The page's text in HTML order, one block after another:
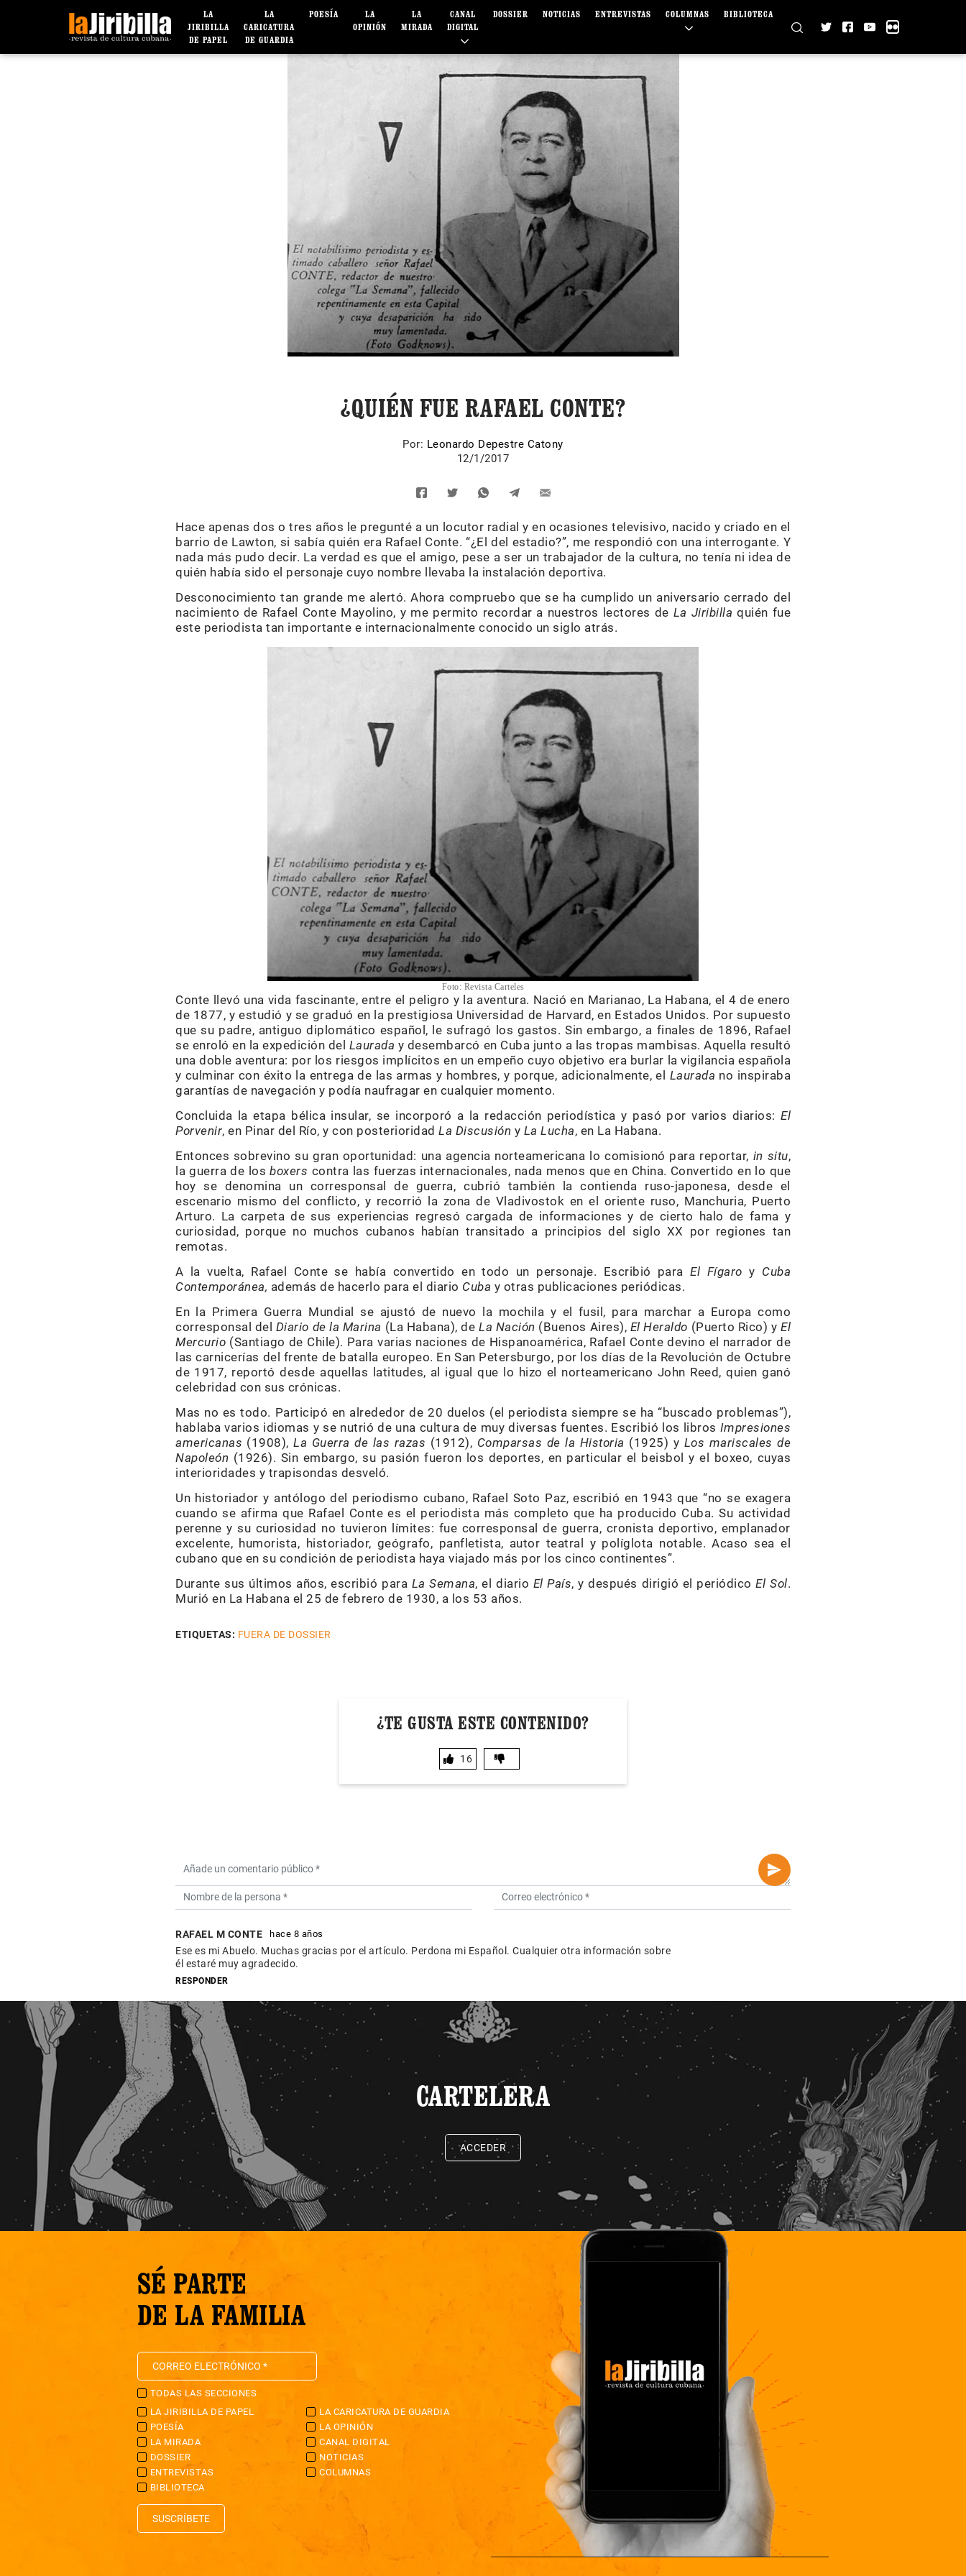
LA
JIRIBILLA
DE PAPEL
LA
CARICATURA
DE GUARDIA
POESÍA
LA
OPINIÓN
LA
MIRADA
CANAL
DIGITAL
DOSSIER NOTICIAS ENTREVISTAS COLUMNAS BIBLIOTECA
¿QUIÉN FUE RAFAEL CONTE?
Por: Leonardo Depestre Catony
12/1/2017
Hace apenas dos o tres años le pregunté a un locutor radial y en ocasiones televisivo, nacido y criado en el
barrio de Lawton, si sabía quién era Rafael Conte. “¿El del estadio?”, me respondió con una interrogante. Y
nada más pudo decir. La verdad es que el amigo, pese a ser un trabajador de la cultura, no tenía ni idea de
quién había sido el personaje cuyo nombre llevaba la instalación deportiva.
Desconocimiento tan grande me alertó. Ahora compruebo que se ha cumplido un aniversario cerrado del
nacimiento de Rafael Conte Mayolino, y me permito recordar a nuestros lectores de La Jiribilla quién fue
este periodista tan importante e internacionalmente conocido un siglo atrás.
Foto: Revista Carteles
Conte llevó una vida fascinante, entre el peligro y la aventura. Nació en Marianao, La Habana, el 4 de enero
de 1877, y estudió y se graduó en la prestigiosa Universidad de Harvard, en Estados Unidos. Por supuesto
que su padre, antiguo diplomático español, le sufragó los gastos. Sin embargo, a finales de 1896, Rafael
se enroló en la expedición del Laurada y desembarcó en Cuba junto a las tropas mambisas. Aquella resultó
una doble aventura: por los riesgos implícitos en un empeño cuyo objetivo era burlar la vigilancia española
y culminar con éxito la entrega de las armas y hombres, y porque, adicionalmente, el Laurada no inspiraba
garantías de navegación y podía naufragar en cualquier momento.
Concluida la etapa bélica insular, se incorporó a la redacción periodística y pasó por varios diarios: El
Porvenir, en Pinar del Río, y con posterioridad La Discusión y La Lucha, en La Habana.
Entonces sobrevino su gran oportunidad: una agencia norteamericana lo comisionó para reportar, in situ,
la guerra de losboxers contra las fuerzas internacionales, nada menos que en China. Convertido en lo que
hoy se denomina un corresponsal de guerra, cubrió también la contienda ruso-japonesa, desde el
escenario mismo del conflicto, y recorrió la zona de Vladivostok en el oriente ruso, Manchuria, Puerto
Arturo. La carpeta de sus experiencias regresó cargada de informaciones y de cierto halo de fama y
curiosidad, porque no muchos cubanos habían transitado a principios del siglo XX por regiones tan
remotas.
A la vuelta, Rafael Conte se había convertido en todo un personaje. Escribió paraEl Fígaro y Cuba
Contemporánea, además de hacerlo para el diario Cuba y otras publicaciones periódicas.
En la Primera Guerra Mundial se ajustó de nuevo la mochila y el fusil, para marchar a Europa como
corresponsal del Diario de la Marina (La Habana), deLa Nación (Buenos Aires), El Heraldo (Puerto Rico) yEl
Mercurio (Santiago de Chile). Para varias naciones de Hispanoamérica, Rafael Conte devino el narrador de
las carnicerías del frente de batalla europeo. En San Petersburgo, por los días de la Revolución de Octubre
de 1917, reportó desde aquellas latitudes, al igual que lo hizo el norteamericano John Reed, quien ganó
celebridad con sus crónicas.
Mas no es todo. Participó en alrededor de 20 duelos (el periodista siempre se ha “buscado problemas”),
hablaba varios idiomas y se nutrió de una cultura de muy diversas fuentes. Escribió los libros Impresiones
americanas (1908),La Guerra de las razas (1912), Comparsas de la Historia (1925) y Los mariscales de
Napoleón (1926). Sin embargo, su pasión fueron los deportes, en particular el beisbol y el boxeo, cuyas
interioridades y trapisondas desveló.
Un historiador y antólogo del periodismo cubano, Rafael Soto Paz, escribió en 1943 que “no se exagera
cuando se afirma que Rafael Conte es el periodista más completo que ha producido Cuba. Su actividad
perenne y su curiosidad no tuvieron límites: fue corresponsal de guerra, cronista deportivo, emplanador
excelente, humorista, historiador, geógrafo, panfletista, autor teatral y políglota notable. Acaso sea el
cubano que en su condición de periodista haya viajado más por los cinco continentes”.
Durante sus últimos años, escribió para La Semana, el diario El País, y después dirigió el periódicoEl Sol.
Murió en La Habana el 25 de febrero de 1930, a los 53 años.
ETIQUETAS: FUERA DE DOSSIER
¿TE GUSTA ESTE CONTENIDO?
16
RAFAEL M CONTE hace 8 años
Ese es mi Abuelo. Muchas gracias por el artículo. Perdona mi Español. Cualquier otra información sobre
él estaré muy agradecido.
RESPONDER
CARTELERA
ACCEDER
SÉ PARTE
DE LA FAMILIA
TODAS LAS SECCIONES
LA JIRIBILLA DE PAPEL
LA CARICATURA DE GUARDIA
POESÍA
LA OPINIÓN
LA MIRADA
CANAL DIGITAL
DOSSIER
NOTICIAS
ENTREVISTAS
COLUMNAS
BIBLIOTECA
SUSCRÍBETE